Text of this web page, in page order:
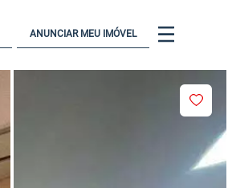
ANUNCIAR MEU IMÓVEL